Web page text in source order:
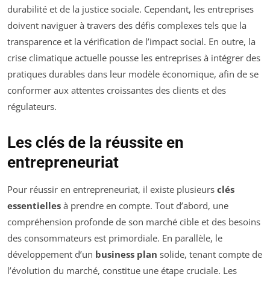
durabilité et de la justice sociale. Cependant, les entreprises
doivent naviguer à travers des défis complexes tels que la
transparence et la vérification de l’impact social. En outre, la
crise climatique actuelle pousse les entreprises à intégrer des
pratiques durables dans leur modèle économique, afin de se
conformer aux attentes croissantes des clients et des
régulateurs.
Les clés de la réussite en
entrepreneuriat
Pour réussir en entrepreneuriat, il existe plusieurs clés
essentielles à prendre en compte. Tout d’abord, une
compréhension profonde de son marché cible et des besoins
des consommateurs est primordiale. En parallèle, le
développement d’un business plan solide, tenant compte de
l’évolution du marché, constitue une étape cruciale. Les